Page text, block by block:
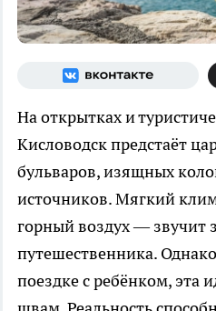
На открытках и
Кисловодск предстаёт
бульваров, изящных
источников. Мягкий
горный воздух — звучит
путешественника.
поездке с ребёнком, эта